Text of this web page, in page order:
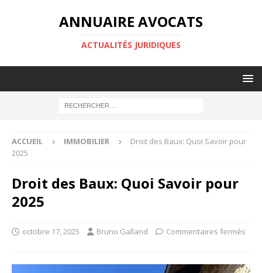
ANNUAIRE AVOCATS
ACTUALITÉS JURIDIQUES
ACCUEIL IMMOBILIER
Droit des Baux: Quoi Savoir pour
2025
Droit des Baux: Quoi Savoir pour
2025
octobre 17, 2025 Bruno Galland Commentaires fermés